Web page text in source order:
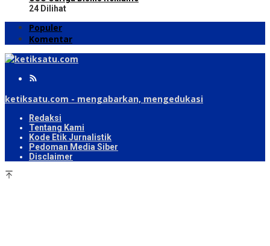
24 Dilihat
Populer
Komentar
ketiksatu.com - mengabarkan, mengedukasi
Redaksi
Tentang Kami
Kode Etik Jurnalistik
Pedoman Media Siber
Disclaimer